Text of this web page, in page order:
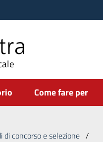
Come fare per
di concorso e selezione /